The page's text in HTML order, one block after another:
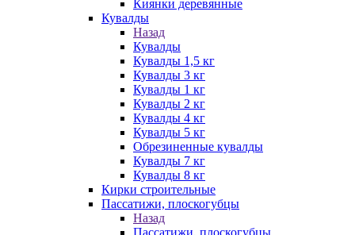
Киянки деревянные
Кувалды
Назад
Кувалды
Кувалды 1,5 кг
Кувалды 3 кг
Кувалды 1 кг
Кувалды 2 кг
Кувалды 4 кг
Кувалды 5 кг
Обрезиненные кувалды
Кувалды 7 кг
Кувалды 8 кг
Кирки строительные
Пассатижи, плоскогубцы
Назад
Пассатижи, плоскогубцы